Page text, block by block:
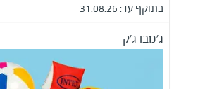
בתוקף עד: 31.08.26
ג'מבו ג'ק